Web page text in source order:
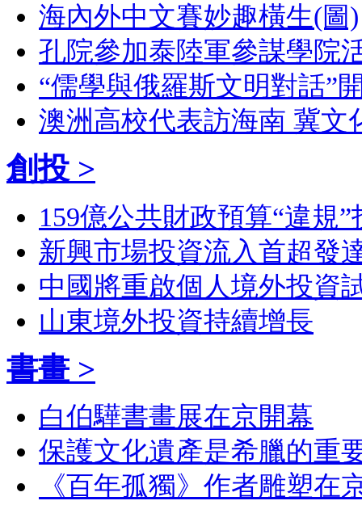
海內外中文賽妙趣橫生(圖)
孔院參加泰陸軍參謀學院
“儒學與俄羅斯文明對話”
澳洲高校代表訪海南 冀文
創投 >
159億公共財政預算“違規”
新興市場投資流入首超發
中國將重啟個人境外投資
山東境外投資持續增長
書畫 >
白伯驊書畫展在京開幕
保護文化遺產是希臘的重
《百年孤獨》作者雕塑在